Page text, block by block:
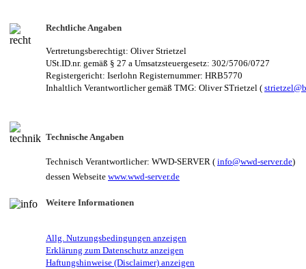
Rechtliche Angaben
Vertretungsberechtigt: Oliver Strietzel
USt.ID.nr. gemäß § 27 a Umsatzsteuergesetz: 302/5706/0727
Registergericht: Iserlohn Registernummer: HRB5770
Inhaltlich Verantwortlicher gemäß TMG: Oliver STrietzel (
Technische Angaben
Technisch Verantwortlicher: WWD-SERVER ( info@wwd-server.de)
dessen Webseite www.wwd-server.de
Weitere Informationen
Allg. Nutzungsbedingungen anzeigen
Erklärung zum Datenschutz anzeigen
Haftungshinweise (Disclaimer) anzeigen